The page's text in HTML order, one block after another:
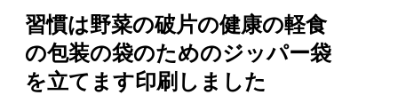
習慣は野菜の破片の健康の軽食
の包装の袋のためのジッパー袋
を立てます印刷しました